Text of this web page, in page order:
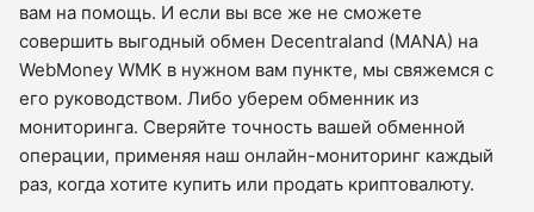
вам на помощь. И если вы все же не сможете
совершить выгодный обмен Decentraland (MANA) на
WebMoney WMK в нужном вам пункте, мы свяжемся с
его руководством. Либо уберем обменник из
мониторинга. Сверяйте точность вашей обменной
операции, применяя наш онлайн-мониторинг каждый
раз, когда хотите купить или продать криптовалюту.